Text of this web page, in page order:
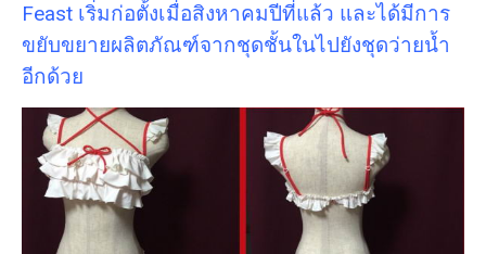
Feast เริ่มก่อตั้งเมื่อสิงหาคมปีที่แล้ว และได้มีการ
ขยับขยายผลิตภัณฑ์จากชุดชั้นในไปยังชุดว่ายน้ำ
อีกด้วย